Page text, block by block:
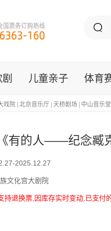
儿童亲子 体育
戏院 北京音乐厅 天桥剧场 中山音乐堂
有的人——纪念臧
2025.12.27
文化宫大剧院
持退换票,因库存实时变动,已支付